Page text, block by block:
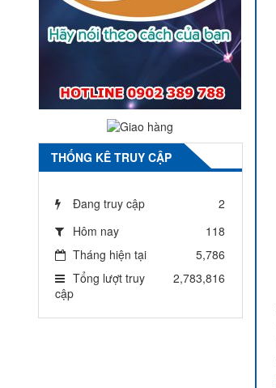
THỐNG KÊ TRUY CẬP
Đang truy cập
2
Hôm nay
118
Tháng hiện tại
5,786
Tổng lượt truy
cập
2,783,816